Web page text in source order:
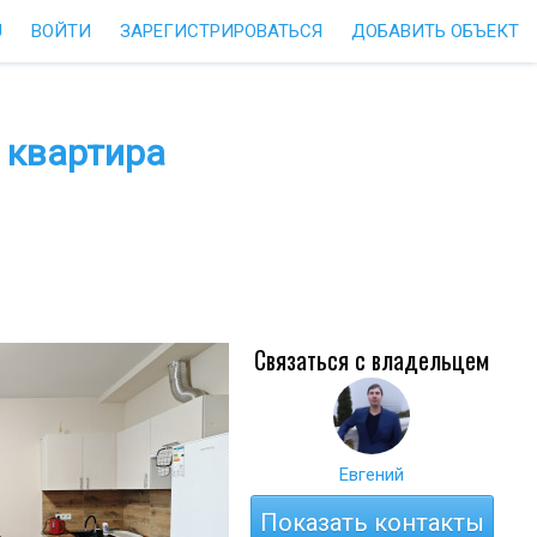
ВОЙТИ ЗАРЕГИСТРИРОВАТЬСЯ ДОБАВИТЬ ОБЪЕКТ
Связаться с владельцем
Евгений
Показать контакты